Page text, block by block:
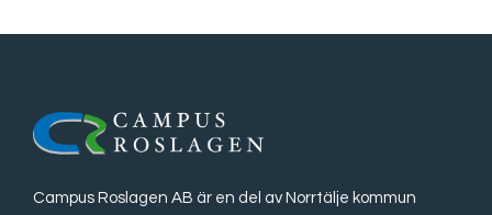
Campus Roslagen AB är en del av Norrtälje kommun